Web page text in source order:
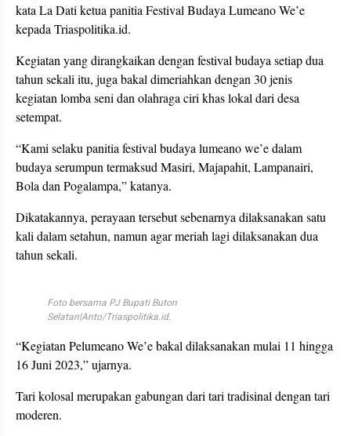
kata La Dati ketua panitia Festival Budaya Lumeano We’e
kepada Triaspolitika.id.
Kegiatan yang dirangkaikan dengan festival budaya setiap dua
tahun sekali itu, juga bakal dimeriahkan dengan 30 jenis
kegiatan lomba seni dan olahraga ciri khas lokal dari desa
setempat.
“Kami selaku panitia festival budaya lumeano we’e dalam
budaya serumpun termaksud Masiri, Majapahit, Lampanairi,
Bola dan Pogalampa,” katanya.
Dikatakannya, perayaan tersebut sebenarnya dilaksanakan satu
kali dalam setahun, namun agar meriah lagi dilaksanakan dua
tahun sekali.
Foto bersama PJ Bupati Buton
Selatan|Anto/Triaspolitika.id.
“Kegiatan Pelumeano We’e bakal dilaksanakan mulai 11 hingga
16 Juni 2023,” ujarnya.
Tari kolosal merupakan gabungan dari tari tradisinal dengan tari
moderen.